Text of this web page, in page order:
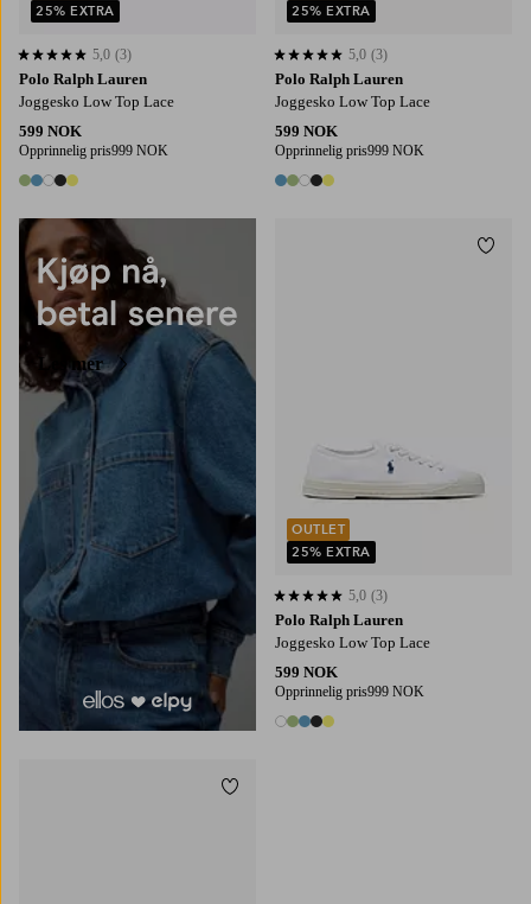
Polo Ralph Lauren
Joggesko Low Top Lace
599 NOK
Opprinnelig pris999 NOK
5 farger
5,0 basert på 3 karaktergivninger
5,0 (3)
25% EXTRA
Polo Ralph Lauren
Joggesko Low Top Lace
599 NOK
Opprinnelig pris999 NOK
5 farger
5,0 basert på 3 karaktergivninger
5,0 (3)
25% EXTRA
Les mer
Polo Ralph Lauren
Joggesko Low Top Lace
599 NOK
Opprinnelig pris999 NOK
5 farger
5,0 basert på 3 karaktergivninger
5,0 (3)
OUTLET
25% EXTRA
Legg til favoritter